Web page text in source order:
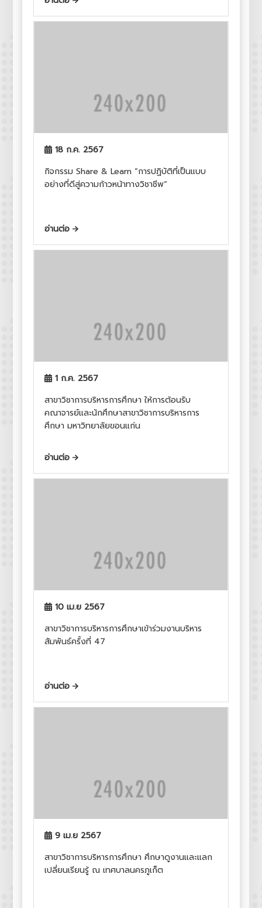
18 ก.ค. 2567
กิจกรรม Share & Learn “การปฏิบัติที่เป็นแบบ
อย่างที่ดีสู่ความก้าวหน้าทางวิชาชีพ“
อ่านต่อ
1 ก.ค. 2567
สาขาวิชาการบริหารการศึกษา ให้การต้อนรับ
คณาจารย์และนักศึกษาสาขาวิชาการบริหารการ
ศึกษา มหาวิทยาลัยขอนแก่น
อ่านต่อ
10 เม.ย 2567
สาขาวิชาการบริหารการศึกษาเข้าร่วมงานบริหาร
สัมพันธ์ครั้งที่ 47
อ่านต่อ
9 เม.ย 2567
สาขาวิชาการบริหารการศึกษา ศึกษาดูงานและแลก
เปลี่ยนเรียนรู้ ณ เทศบาลนครภูเก็ต